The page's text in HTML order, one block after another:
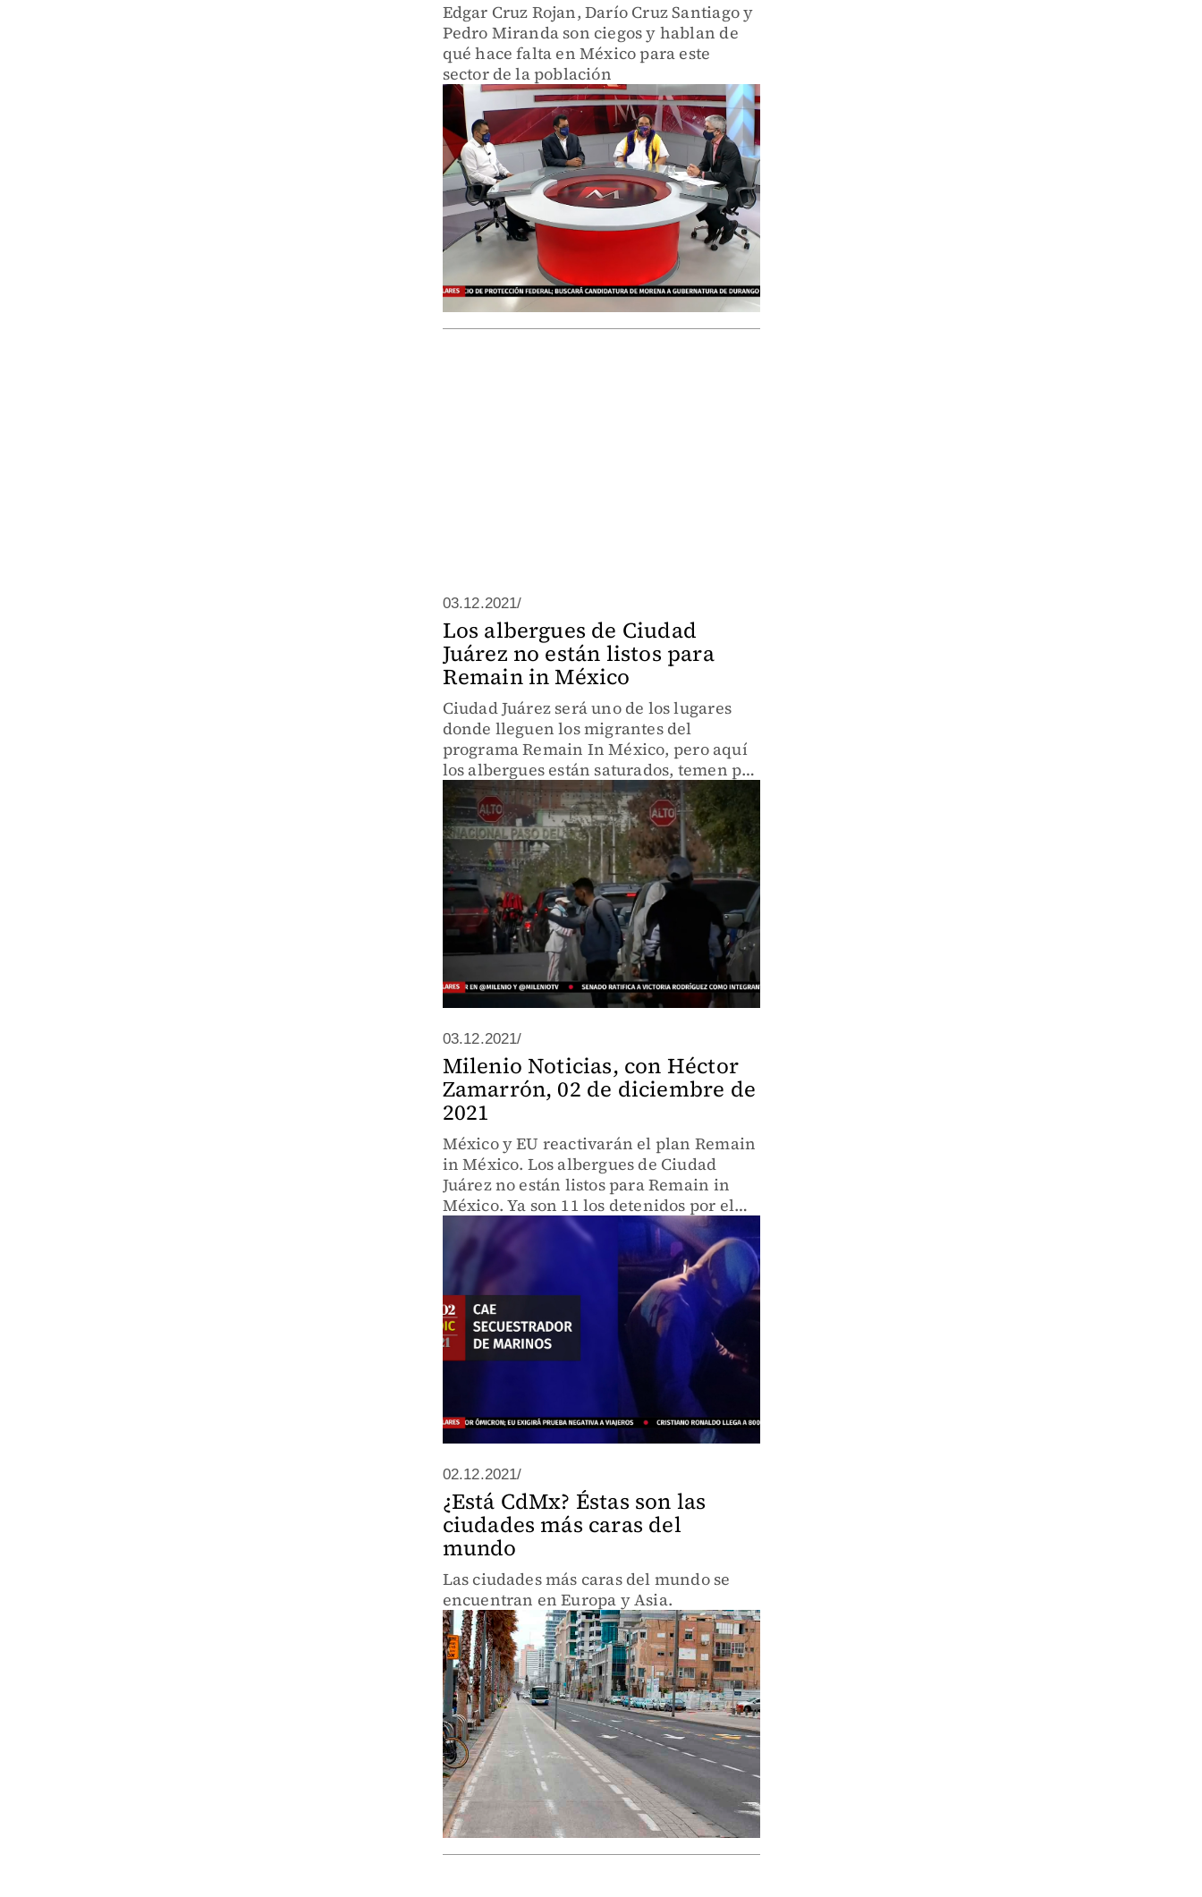
Edgar Cruz Rojan, Darío Cruz Santiago y
Pedro Miranda son ciegos y hablan de
qué hace falta en México para este
sector de la población
03.12.2021/
Los albergues de Ciudad
Juárez no están listos para
Remain in México
Ciudad Juárez será uno de los lugares
donde lleguen los migrantes del
programa Remain In México, pero aquí
los albergues están saturados, temen por
la seguridad de los migrantes y piden
tomarlos en cuenta más humanamente
03.12.2021/
Milenio Noticias, con Héctor
Zamarrón, 02 de diciembre de
2021
México y EU reactivarán el plan Remain
in México. Los albergues de Ciudad
Juárez no están listos para Remain in
México. Ya son 11 los detenidos por el
ataque al penal de Hidalgo
02.12.2021/
¿Está CdMx? Éstas son las
ciudades más caras del
mundo
Las ciudades más caras del mundo se
encuentran en Europa y Asia.